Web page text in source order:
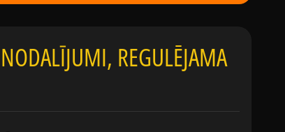
REGULĒJAMA